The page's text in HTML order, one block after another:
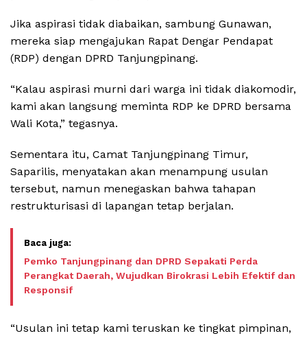
Jika aspirasi tidak diabaikan, sambung Gunawan,
mereka siap mengajukan Rapat Dengar Pendapat
(RDP) dengan DPRD Tanjungpinang.
“Kalau aspirasi murni dari warga ini tidak diakomodir,
kami akan langsung meminta RDP ke DPRD bersama
Wali Kota,” tegasnya.
Sementara itu, Camat Tanjungpinang Timur,
Saparilis, menyatakan akan menampung usulan
tersebut, namun menegaskan bahwa tahapan
restrukturisasi di lapangan tetap berjalan.
Pemko Tanjungpinang dan DPRD Sepakati Perda
Perangkat Daerah, Wujudkan Birokrasi Lebih Efektif dan
Responsif
“Usulan ini tetap kami teruskan ke tingkat pimpinan,